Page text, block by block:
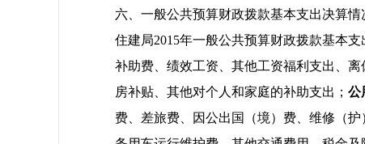
六、一般公共预算财政拨款基本支出决算情
住建局2015年一般公共预算财政拨款基本支
补助费、绩效工资、其他工资福利支出、
房补贴、其他对个人和家庭的补助支出； 公
费、差旅费、因公出国（境）费、维修（